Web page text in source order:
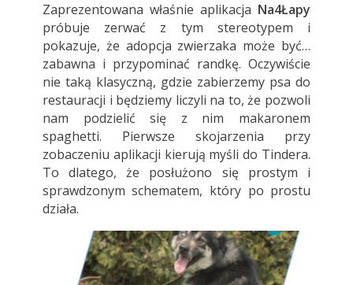
Zaprezentowana właśnie aplikacja Na4Łapy
próbuje zerwać z tym stereotypem i
pokazuje, że adopcja zwierzaka może być…
zabawna i przypominać randkę. Oczywiście
nie taką klasyczną, gdzie zabierzemy psa do
restauracji i będziemy liczyli na to, że pozwoli
nam podzielić się z nim makaronem
spaghetti. Pierwsze skojarzenia przy
zobaczeniu aplikacji kierują myśli do Tindera.
To dlatego, że posłużono się prostym i
sprawdzonym schematem, który po prostu
działa.